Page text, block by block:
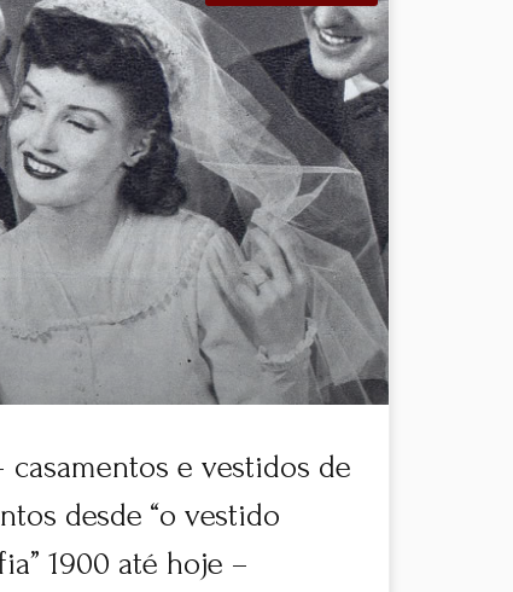
casamentos e vestidos de
desde “o vestido
1900 até hoje –